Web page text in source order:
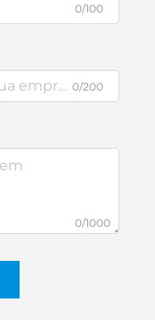
0/100
0/200
0/1000